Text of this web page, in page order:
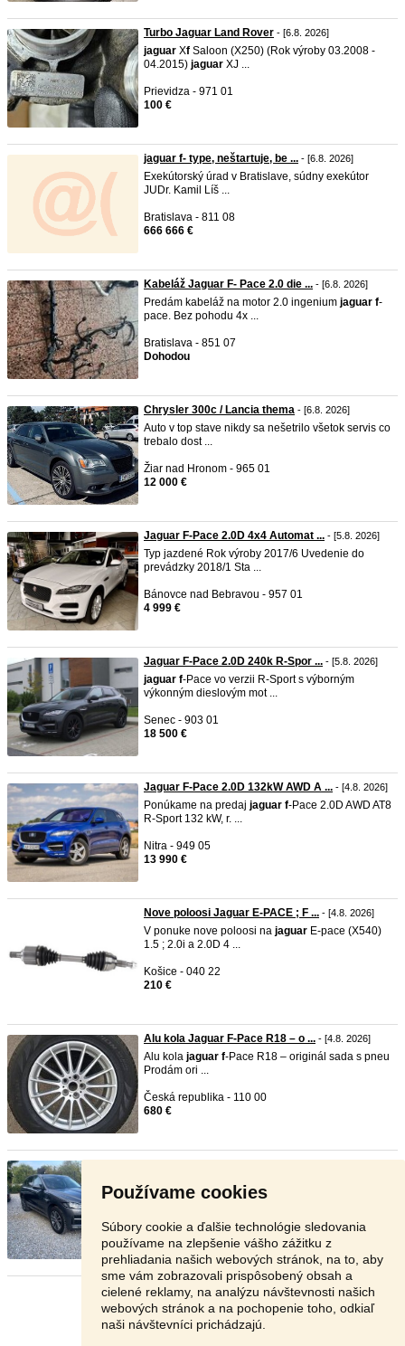
Používame cookies
Súbory cookie a ďalšie technológie sledovania
používame na zlepšenie vášho zážitku z
prehliadania našich webových stránok, na to, aby
sme vám zobrazovali prispôsobený obsah a
cielené reklamy, na analýzu návštevnosti našich
webových stránok a na pochopenie toho, odkiaľ
naši návštevníci prichádzajú.
Turbo Jaguar Land Rover - [6.8. 2026]
jaguar Xf Saloon (X250) (Rok výroby 03.2008 -
04.2015) jaguar XJ ...
Prievidza - 971 01
100 €
jaguar f- type, neštartuje, be ... - [6.8. 2026]
Exekútorský úrad v Bratislave, súdny exekútor
JUDr. Kamil Líš ...
Bratislava - 811 08
666 666 €
Kabeláž Jaguar F- Pace 2.0 die ... - [6.8. 2026]
Predám kabeláž na motor 2.0 ingenium jaguar f-
pace. Bez pohodu 4x ...
Bratislava - 851 07
Dohodou
Chrysler 300c / Lancia thema - [6.8. 2026]
Auto v top stave nikdy sa nešetrilo všetok servis co
trebalo dost ...
Žiar nad Hronom - 965 01
12 000 €
Jaguar F-Pace 2.0D 4x4 Automat ... - [5.8. 2026]
Typ jazdené Rok výroby 2017/6 Uvedenie do
prevádzky 2018/1 Sta ...
Bánovce nad Bebravou - 957 01
4 999 €
Jaguar F-Pace 2.0D 240k R-Spor ... - [5.8. 2026]
jaguar f-Pace vo verzii R-Sport s výborným
výkonným dieslovým mot ...
Senec - 903 01
18 500 €
Jaguar F-Pace 2.0D 132kW AWD A ... - [4.8. 2026]
Ponúkame na predaj jaguar f-Pace 2.0D AWD AT8
R-Sport 132 kW, r. ...
Nitra - 949 05
13 990 €
Nove poloosi Jaguar E-PACE ; F ... - [4.8. 2026]
V ponuke nove poloosi na jaguar E-pace (X540)
1.5 ; 2.0i a 2.0D 4 ...
Košice - 040 22
210 €
Alu kola Jaguar F-Pace R18 – o ... - [4.8. 2026]
Alu kola jaguar f-Pace R18 – originál sada s pneu
Prodám ori ...
Česká republika - 110 00
680 €
Predámjaguar2,0tdi 132kw 180PS,4x4,rok
Košice-okolie - 044 02
16 900 €
Stránka: 1 2 3 Ďalšia